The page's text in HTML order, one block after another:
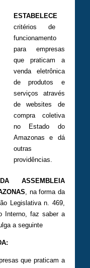
ESTABELECE
critérios de
funcionamento
para empresas
que praticam a
venda eletrônica
de produtos e
serviços através
de websites de
compra coletiva
no Estado do
Amazonas e dá
outras
providências.
ASSEMBLEIA
, na forma da
Legislativa n. 469,
Interno, faz saber a
a seguinte
que praticam a